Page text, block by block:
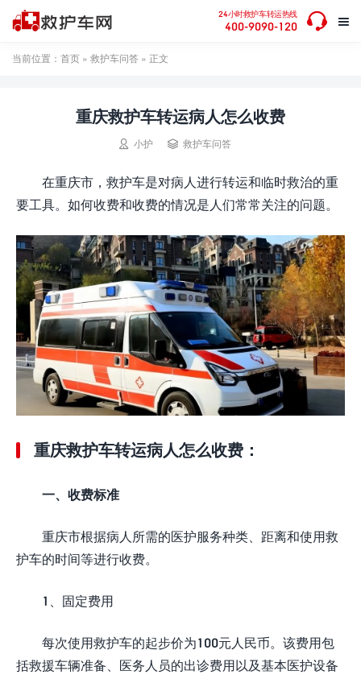

24小时救护车转运热线
400-9090-120 
当前位置： 首页 » 救护车问答 » 正文
重庆救护车转运病人怎么收费
 小护  救护车问答
在重庆市，救护车是对病人进行转运和临时救治的重
要工具。如何收费和收费的情况是人们常常关注的问题。
重庆救护车转运病人怎么收费：
一、收费标准
重庆市根据病人所需的医护服务种类、距离和使用救
护车的时间等进行收费。
1、固定费用
每次使用救护车的起步价为100元人民币。该费用包
括救援车辆准备、医务人员的出诊费用以及基本医护设备